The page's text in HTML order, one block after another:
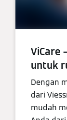
ViCare
untuk
Dengan
dari
mudah